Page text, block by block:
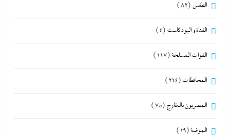
الطقس (82)
القناة و البودكاست (4)
القوات المسلحة(117)
المحافظات (214)
المصريون بالخارج (75)
الموضة(19)